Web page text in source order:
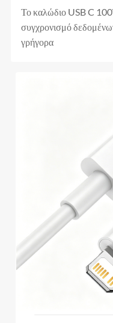
Το καλώδιο USB C
συγχρονισμό
γρήγορα